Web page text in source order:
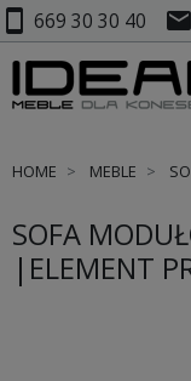
smartphone 669 30 30 40 mail
HOME MEBLE
SOFA
|ELEMENT